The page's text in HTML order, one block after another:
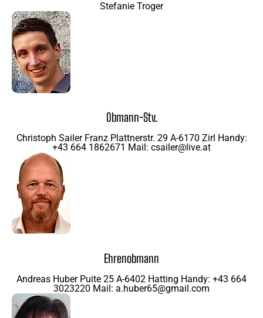
Stefanie Troger
Obmann-Stv.
Christoph Sailer Franz Plattnerstr. 29 A-6170 Zirl Handy:
+43 664 1862671 Mail: csailer@live.at
Ehrenobmann
Andreas Huber Puite 25 A-6402 Hatting Handy: +43 664
3023220 Mail: a.huber65@gmail.com